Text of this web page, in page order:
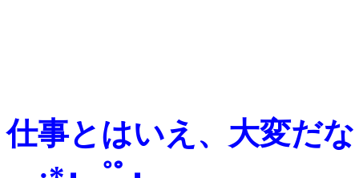
仕事とはいえ、大変だ